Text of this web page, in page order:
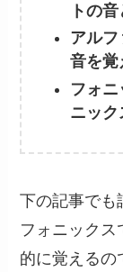
トの
アル
音を覚
フォ
ニック
下の記事でも
フォニック
的に覚えるの